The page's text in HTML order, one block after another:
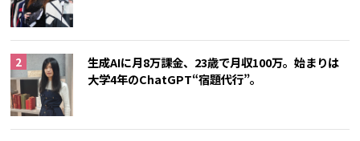
生成AIに月8万課金、23歳で月収100万。始まりは
大学4年のChatGPT“宿題代行”。